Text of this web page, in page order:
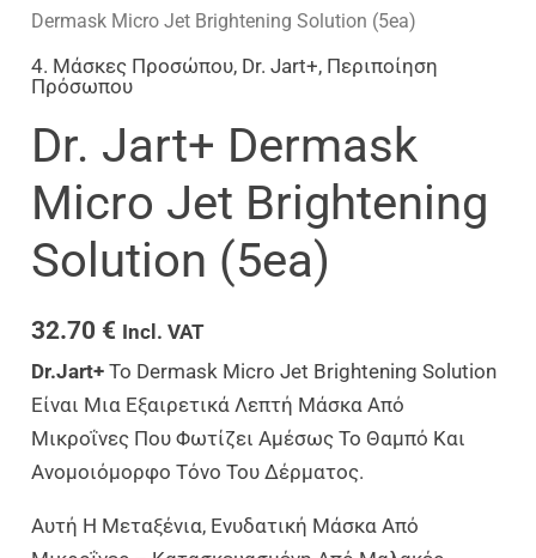
Dermask Micro Jet Brightening Solution (5ea)
4. Μάσκες Προσώπου, Dr. Jart+, Περιποίηση
Πρόσωπου
Dr. Jart+ Dermask
Micro Jet Brightening
Solution (5ea)
32.70 € Incl. VAT
Dr.Jart+ Το Dermask Micro Jet Brightening Solution
Είναι Μια Εξαιρετικά Λεπτή Μάσκα Από
Μικροΐνες Που Φωτίζει Αμέσως Το Θαμπό Και
Ανομοιόμορφο Τόνο Του Δέρματος.
Αυτή Η Μεταξένια, Ενυδατική Μάσκα Από